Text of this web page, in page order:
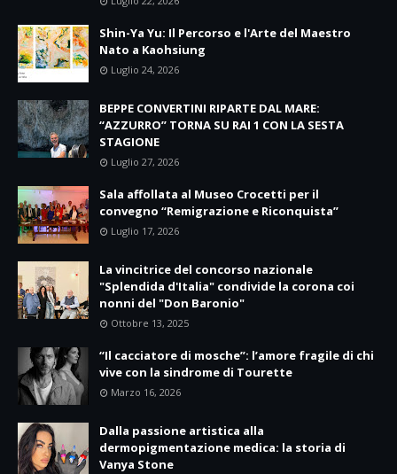
Shin-Ya Yu: Il Percorso e l'Arte del Maestro
Nato a Kaohsiung
Luglio 24, 2026
BEPPE CONVERTINI RIPARTE DAL MARE:
“AZZURRO” TORNA SU RAI 1 CON LA SESTA
STAGIONE
Luglio 27, 2026
Sala affollata al Museo Crocetti per il
convegno “Remigrazione e Riconquista”
Luglio 17, 2026
La vincitrice del concorso nazionale
"Splendida d'Italia" condivide la corona coi
nonni del "Don Baronio"
Ottobre 13, 2025
“Il cacciatore di mosche”: l’amore fragile di chi
vive con la sindrome di Tourette
Marzo 16, 2026
Dalla passione artistica alla
dermopigmentazione medica: la storia di
Vanya Stone